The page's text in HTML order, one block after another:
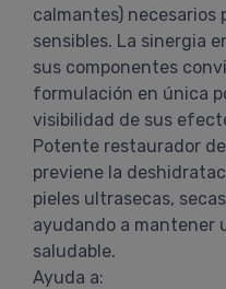
calmantes) necesarios
sensibles. La sinergia
sus componentes
formulación en única
visibilidad de sus
Potente restaurador
previene la
pieles ultrasecas,
ayudando a mantener
saludable.
Ayuda a: